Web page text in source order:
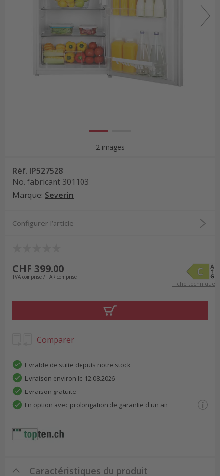
2 images
Réf. IP527528
No. fabricant 301103
Marque: Severin
Configurer l’article
CHF 399.00
TVA comprise / TAR comprise
Fiche technique
Comparer
Livrable de suite depuis notre stock
Livraison environ le 12.08.2026
Livraison gratuite
En option avec prolongation de garantie d'un an
Caractéristiques du produit